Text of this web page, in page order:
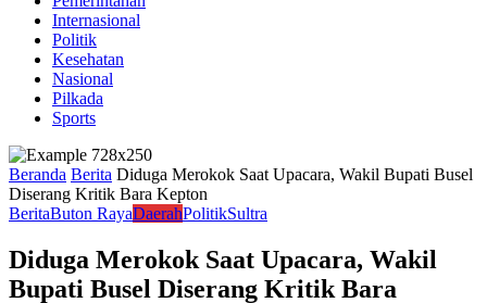
Internasional
Politik
Kesehatan
Nasional
Pilkada
Sports
Beranda Berita Diduga Merokok Saat Upacara, Wakil Bupati Busel
Diserang Kritik Bara Kepton
BeritaButon RayaDaerahPolitikSultra
Diduga Merokok Saat Upacara, Wakil
Bupati Busel Diserang Kritik Bara